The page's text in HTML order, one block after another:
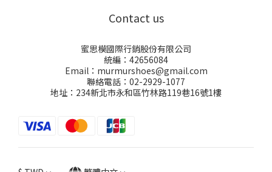
Contact us
蜜思模國際行銷股份有限公司
統編：42656084
Email：murmurshoes@gmail.com
聯絡電話：02-2929-1077
地址：234新北市永和區竹林路119巷16號1樓